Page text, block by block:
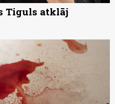
Tiguls atklāj